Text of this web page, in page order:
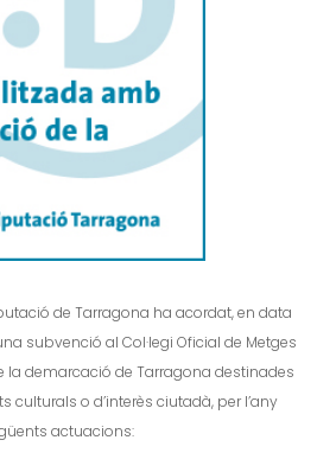
de Tarragona ha acordat, en data
subvenció al Col·legi Oficial de Metges
la demarcació de Tarragona destinades
o d’interès ciutadà, per l’any
actuacions: